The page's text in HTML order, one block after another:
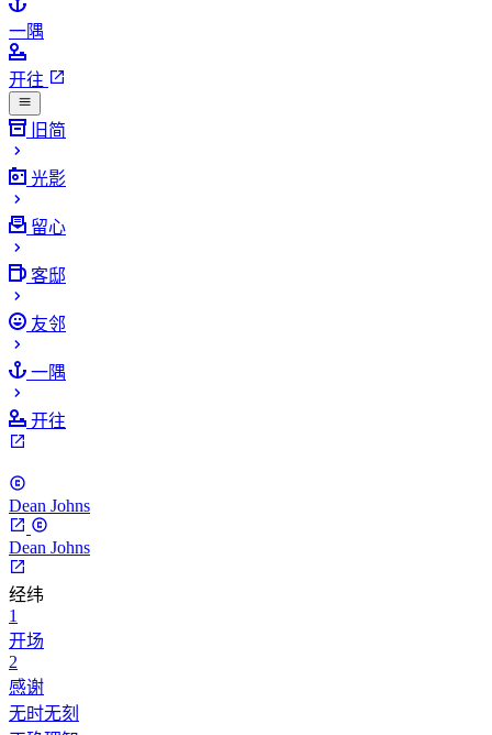
一隅
开往
旧简
光影
留心
客邸
友邻
一隅
开往
Dean Johns
Dean Johns
经纬
1
开场
2
感谢
无时无刻